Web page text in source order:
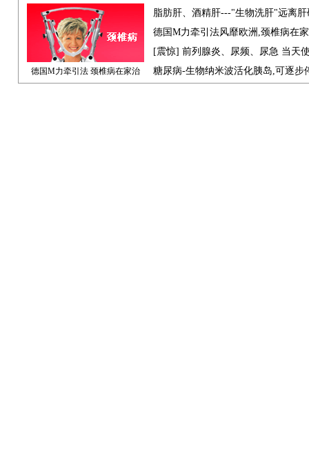
德国M力牵引法 颈椎病在家治
脂肪肝、酒精肝---"生物洗肝"远离肝
德国M力牵引法风靡欧洲,颈椎病在
[震惊] 前列腺炎、尿频、尿急 当天
糖尿病-生物纳米波活化胰岛,可逐步